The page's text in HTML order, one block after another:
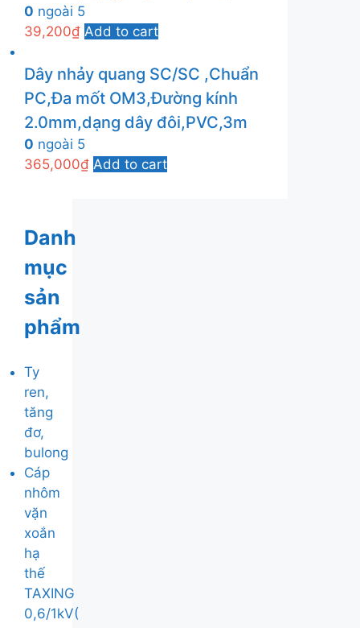
0 ngoài 5
39,200₫ Add to cart
Dây nhảy quang SC/SC ,Chuẩn
PC,Đa mốt OM3,Đường kính
2.0mm,dạng dây đôi,PVC,3m
0 ngoài 5
365,000₫ Add to cart
Danh
mục
sản
phẩm
Ty
ren,
tăng
đơ,
bulong
Cáp
nhôm
vặn
xoắn
hạ
thế
TAXING
0,6/1kV(